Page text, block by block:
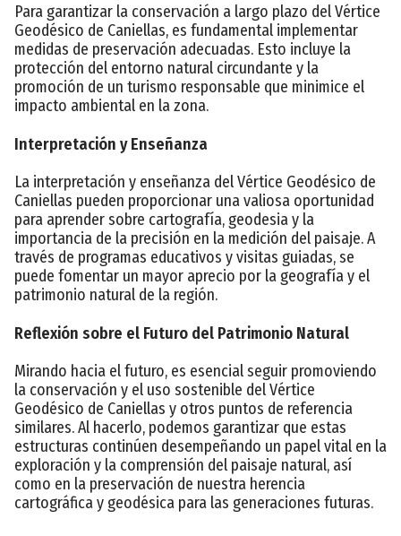
Para garantizar la conservación a largo plazo del Vértice
Geodésico de Caniellas, es fundamental implementar
medidas de preservación adecuadas. Esto incluye la
protección del entorno natural circundante y la
promoción de un turismo responsable que minimice el
impacto ambiental en la zona.
Interpretación y Enseñanza
La interpretación y enseñanza del Vértice Geodésico de
Caniellas pueden proporcionar una valiosa oportunidad
para aprender sobre cartografía, geodesia y la
importancia de la precisión en la medición del paisaje. A
través de programas educativos y visitas guiadas, se
puede fomentar un mayor aprecio por la geografía y el
patrimonio natural de la región.
Reflexión sobre el Futuro del Patrimonio Natural
Mirando hacia el futuro, es esencial seguir promoviendo
la conservación y el uso sostenible del Vértice
Geodésico de Caniellas y otros puntos de referencia
similares. Al hacerlo, podemos garantizar que estas
estructuras continúen desempeñando un papel vital en la
exploración y la comprensión del paisaje natural, así
como en la preservación de nuestra herencia
cartográfica y geodésica para las generaciones futuras.